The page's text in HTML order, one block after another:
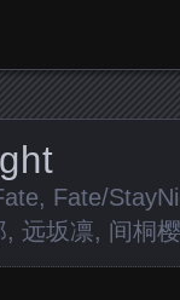
, Fate/
, 远坂凛, 间桐樱